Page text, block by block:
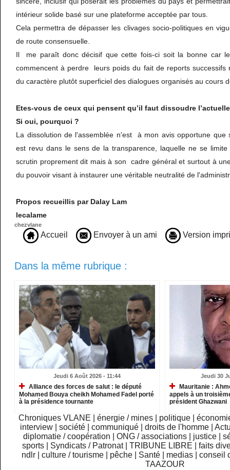
intérieur solide basé sur une plateforme acceptée par tous.
Cela permettra de dépasser les clivages socio-politiques en
de route consensuelle.
Il me paraît donc décisif que cette fois-ci soit la bonne car
commencent à perdre leurs poids du fait de reports successifs
du caractère plutôt superficiel des dialogues organisés au cours
Etes-vous de ceux qui pensent qu’il faut dissoudre
Si oui, pourquoi ?
La dissolution de l'assemblée n'est à mon avis opportune
est revu dans le sens de la transparence, laquelle ne se
scrutin proprement dit mais à son cadre général et surtout à
du pouvoir visant à instaurer une véritable neutralité de
Propos recueillis par Dalay Lam
lecalame
chezvlane
Accueil Envoyer à un ami Version
Dans la même rubrique :
Jeudi 6 Août 2026 - 11:44
Alliance des forces de salut : le député
Mohamed Bouya cheikh Mohamed Fadel porté
à la présidence tournante
Jeudi 30
Mauritanie :
appels à un
président Ghazwani
Chroniques VLANE énergie / mines politique
interview
|société |communiqué |droits de l'homme |
diplomatie / coopération
ONG / associations justice
sports
Syndicats / Patronat TRIBUNE LIBRE
faits
ndlr
|culture / tourisme pêche Santé medias |conseil
TAAZOUR